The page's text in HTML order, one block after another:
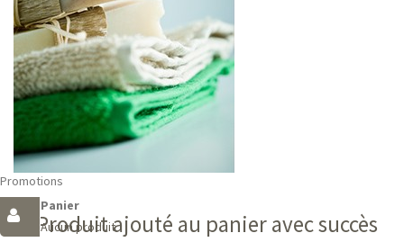
Promotions
Panier
Aucun produit
Produit ajouté au panier avec succès